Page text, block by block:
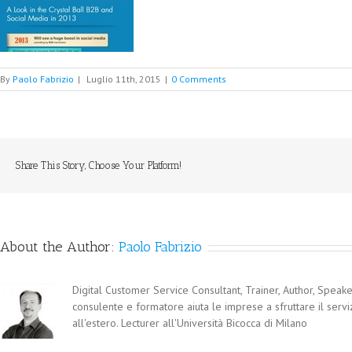
By Paolo Fabrizio | Luglio 11th, 2015 | 0 Comments
Share This Story, Choose Your Platform!
About the Author: Paolo Fabrizio
Digital Customer Service Consultant, Trainer, Author,
consulente e formatore aiuta le imprese a sfruttare il
all'estero. Lecturer all'Università Bicocca di Milano